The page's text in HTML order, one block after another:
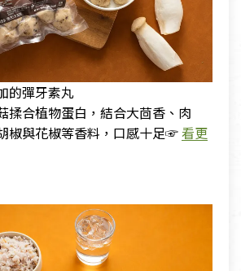
的彈牙素丸
揉合植物蛋白，結合大茴香、肉
椒與花椒等香料，口感十足☞看更